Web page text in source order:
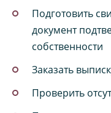
Подготовить
документ
собственности
Заказать
Проверить